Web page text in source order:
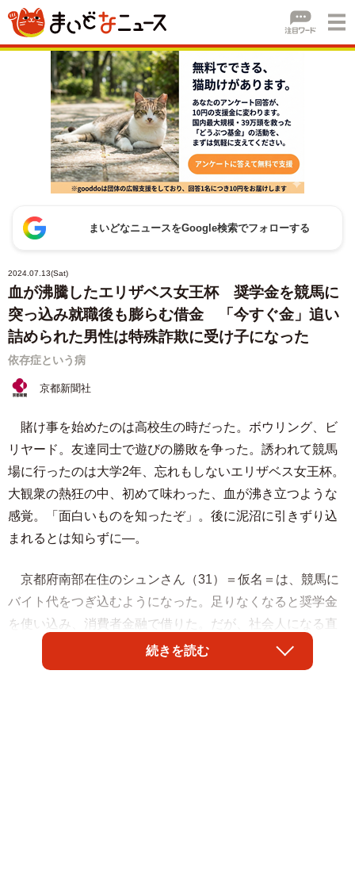
まいどなニュースをGoogle検索でフォローする
2024.07.13(Sat)
血が沸騰したエリザベス女王杯 奨学金を競馬に
突っ込み就職後も膨らむ借金 「今すぐ金」追い
詰められた男性は特殊詐欺に受け子になった
依存症という病
京都新聞社
賭け事を始めたのは高校生の時だった。ボウリング、ビ
リヤード。友達同士で遊びの勝敗を争った。誘われて競馬
場に行ったのは大学2年、忘れもしないエリザベス女王杯。
大観衆の熱狂の中、初めて味わった、血が沸き立つような
感覚。「面白いものを知ったぞ」。後に泥沼に引きずり込
まれるとは知らずに―。
京都府南部在住のシュンさん（31）＝仮名＝は、競馬に
バイト代をつぎ込むようになった。足りなくなると奨学金
を使い込み、消費者金融で借りた。だが、社会人になる直
前に親にばれて、肩代わりしてもらう一方、カードや通帳
を取り上げられた。
続きを読む